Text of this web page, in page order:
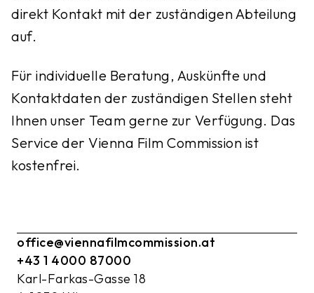
direkt Kontakt mit der zuständigen Abteilung
auf.
Für individuelle Beratung, Auskünfte und
Kontaktdaten der zuständigen Stellen steht
Ihnen unser Team gerne zur Verfügung. Das
Service der Vienna Film Commission ist
kostenfrei.
office@viennafilmcommission.at
+43 1 4000 87000
Karl-Farkas-Gasse 18